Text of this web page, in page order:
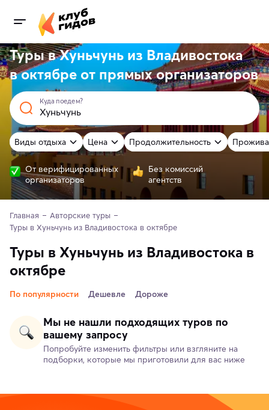
Туры в Хуньчунь из Владивостока
в октябре от прямыхорганизаторов
Куда поедем?
Виды отдыха Цена Продолжительность
От верифицированных
организаторов
Без комиссий
агентств
Главная
Авторские туры
Туры в Хуньчунь из Владивостока в октябре
Туры в Хуньчунь из Владивостока в
октябре
По популярности Дешевле Дороже
Мы не нашли подходящих туров по
вашему запросу
Попробуйте изменить фильтры или взгляните на
подборки, которые мы приготовили для вас ниже